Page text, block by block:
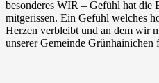
besonderes WIR – Gefühl hat die
mitgerissen. Ein Gefühl welches
Herzen verbleibt und an dem wir
unserer Gemeinde Grünhainichen